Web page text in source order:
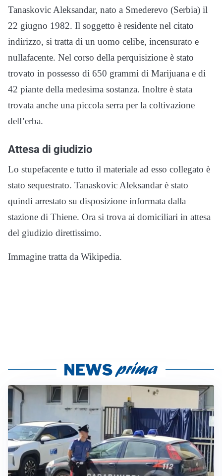
Tanaskovic Aleksandar, nato a Smederevo (Serbia) il
22 giugno 1982. Il soggetto è residente nel citato
indirizzo, si tratta di un uomo celibe, incensurato e
nullafacente. Nel corso della perquisizione è stato
trovato in possesso di 650 grammi di Marijuana e di
42 piante della medesima sostanza. Inoltre è stata
trovata anche una piccola serra per la coltivazione
dell’erba.
Attesa di giudizio
Lo stupefacente e tutto il materiale ad esso collegato è
stato sequestrato. Tanaskovic Aleksandar è stato
quindi arrestato su disposizione informata dalla
stazione di Thiene. Ora si trova ai domiciliari in attesa
del giudizio direttissimo.
Immagine tratta da Wikipedia.